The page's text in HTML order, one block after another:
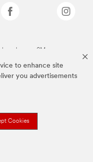
to enhance site
you advertisements
Cookies
van 3M.we